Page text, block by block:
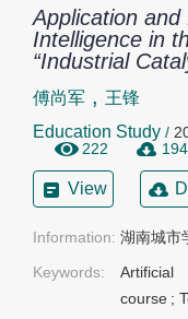
Application
Intelligence in
“Industrial
傅尚军 , 王锋
Education Study /
222
194
View
Information: 湖南城市
Keywords:
Artificial
course ;